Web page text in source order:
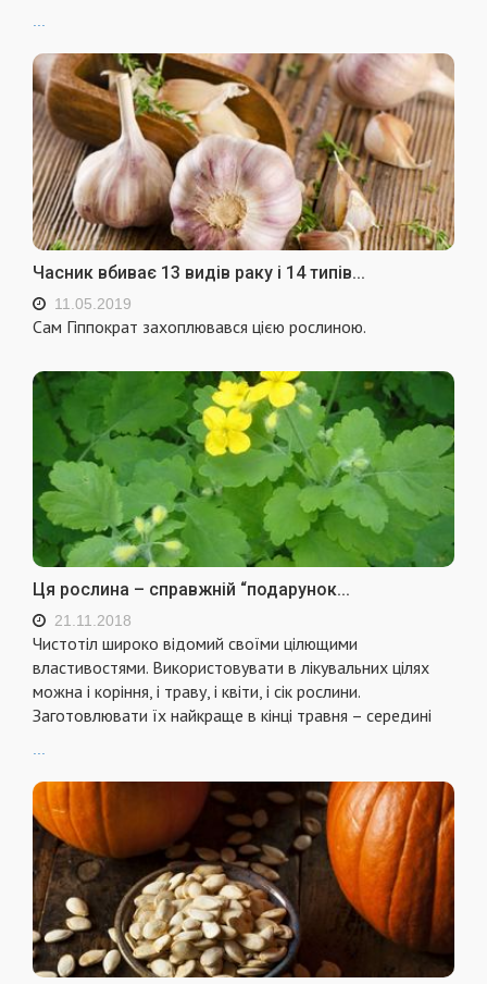
...
Часник вбиває 13 видів раку і 14 типів...
11.05.2019
Сам Гіппократ захоплювався цією рослиною.
Ця рослина – справжній “подарунок...
21.11.2018
Чистотіл широко відомий своїми цілющими
властивостями. Використовувати в лікувальних цілях
можна і коріння, і траву, і квіти, і сік рослини.
Заготовлювати їх найкраще в кінці травня – середині